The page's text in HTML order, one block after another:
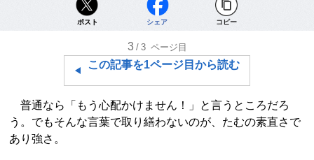
ポスト シェア コピー
3 /3 ページ目
この記事を1ページ目から読む
普通なら「もう心配かけません！」と言うところだろ
う。でもそんな言葉で取り繕わないのが、たむの素直さで
あり強さ。